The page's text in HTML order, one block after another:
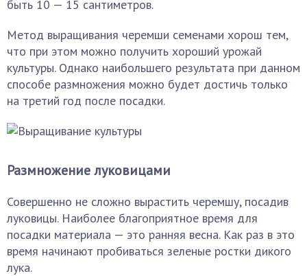
быть 10 — 15 сантиметров.
Метод выращивания черемши семенами хорош тем,
что при этом можно получить хороший урожай
культуры. Однако наибольшего результата при данном
способе размножения можно будет достичь только
на третий год после посадки.
Размножение луковицами
Совершенно не сложно вырастить черемшу, посадив
луковицы. Наиболее благоприятное время для
посадки материала — это ранняя весна. Как раз в это
время начинают пробиваться зеленые ростки дикого
лука.